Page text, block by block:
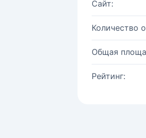
Сайт:
Количество
Общая
Рейтинг: